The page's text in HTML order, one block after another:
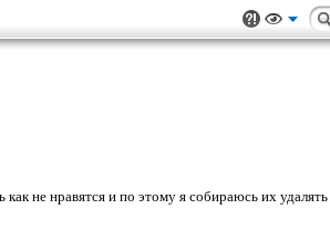
не нравятся и по этому я собираюсь их удалять